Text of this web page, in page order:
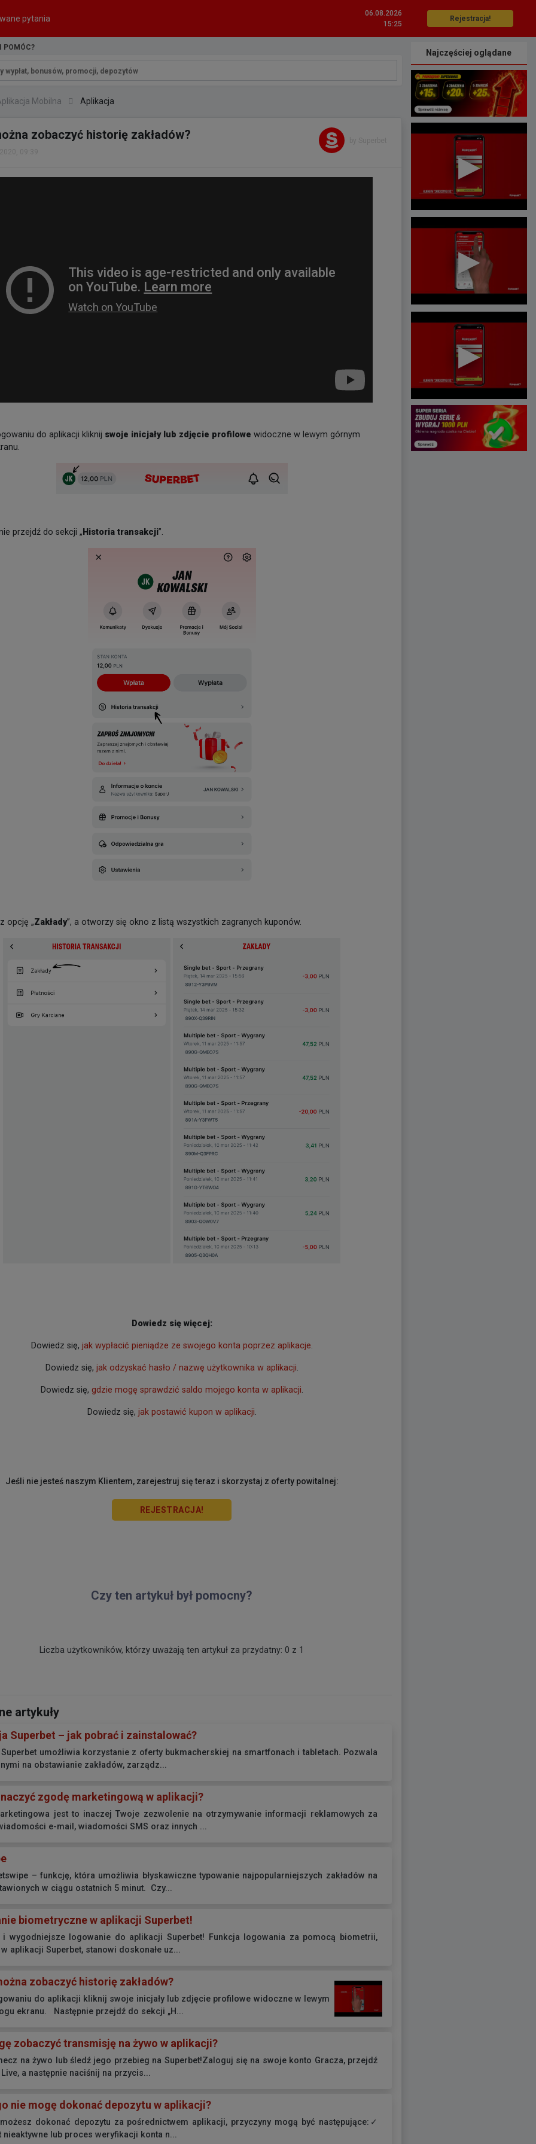
pytania
06.08.2026
15:25
Rejestracja!
POMÓC?
Mobilna Aplikacja
zobaczyć historię zakładów?
do aplikacji kliknij swoje inicjały lub zdjęcie profilowe widoczne w lewym górnym
przejdź do sekcji „Historia transakcji”.
opcję „Zakłady”, a otworzy się okno z listą wszystkich zagranych kuponów.
Dowiedz się więcej:
Dowiedz się, jak wypłacić pieniądze ze swojego konta poprzez aplikacje.
Dowiedz się, jak odzyskać hasło / nazwę użytkownika w aplikacji.
Dowiedz się, gdzie mogę sprawdzić saldo mojego konta w aplikacji.
Dowiedz się, jak postawić kupon w aplikacji.
Jeśli nie jesteś naszym Klientem, zarejestruj się teraz i skorzystaj z oferty powitalnej:
REJESTRACJA!
Czy ten artykuł był pomocny?
Liczba użytkowników, którzy uważają ten artykuł za przydatny: 0 z 1
artykuły
Superbet – jak pobrać i zainstalować?
umożliwia korzystanie z oferty bukmacherskiej na smartfonach i tabletach. Pozwala
na obstawianie zakładów, zarządz...
zgodę marketingową w aplikacji?
jest to inaczej Twoje zezwolenie na otrzymywanie informacji reklamowych za
e-mail, wiadomości SMS oraz innych ...
– funkcję, która umożliwia błyskawiczne typowanie najpopularniejszych zakładów na
w ciągu ostatnich 5 minut. Czy...
biometryczne w aplikacji Superbet!
i wygodniejsze logowanie do aplikacji Superbet! Funkcja logowania za pomocą biometrii,
aplikacji Superbet, stanowi doskonałe uz...
zobaczyć historię zakładów?
do aplikacji kliknij swoje inicjały lub zdjęcie profilowe widoczne w lewym
ekranu. Następnie przejdź do sekcji „H...
zobaczyć transmisję na żywo w aplikacji?
na żywo lub śledź jego przebieg na Superbet!Zaloguj się na swoje konto Gracza, przejdź
a następnie naciśnij na przycis...
nie mogę dokonać depozytu w aplikacji?
dokonać depozytu za pośrednictwem aplikacji, przyczyny mogą być następujące:✓
nieaktywne lub proces weryfikacji konta n...
Najczęściej oglądane